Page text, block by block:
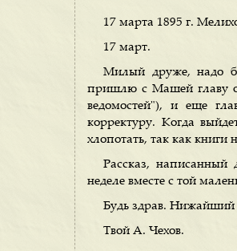
17 марта 1895 г.
17 март.
Милый друже, надо
пришлю с Машей главу о
ведомостей"), и еще
корректуру. Когда
хлопотать, так как книги
Рассказ,
неделе вместе с той
Будь здрав. Нижайший
Твой А. Чехов.